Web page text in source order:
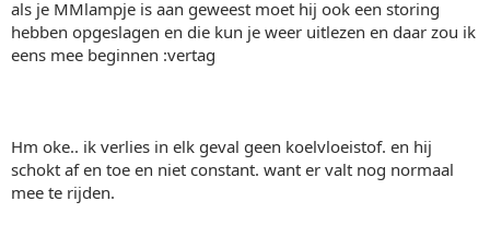
als je MMlampje is aan geweest moet hij ook een storing
hebben opgeslagen en die kun je weer uitlezen en daar zou ik
eens mee beginnen :vertag
Hm oke.. ik verlies in elk geval geen koelvloeistof. en hij
schokt af en toe en niet constant. want er valt nog normaal
mee te rijden.